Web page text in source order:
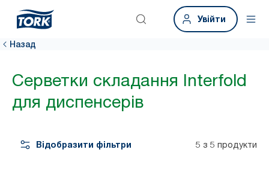
Увійти
Назад
Серветки складання Interfold
для диспенсерів
Відобразити фільтри 5 з 5 продукти